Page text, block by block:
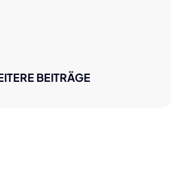
BEITRÄGE